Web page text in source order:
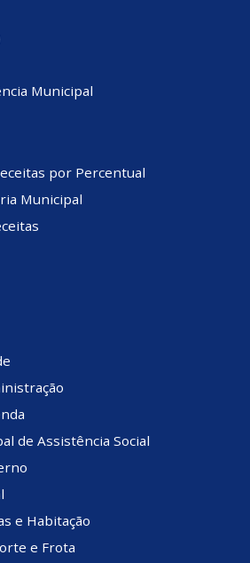
Municipal
por Percentual
Municipal
de Assistência Social
e Habitação
e Frota